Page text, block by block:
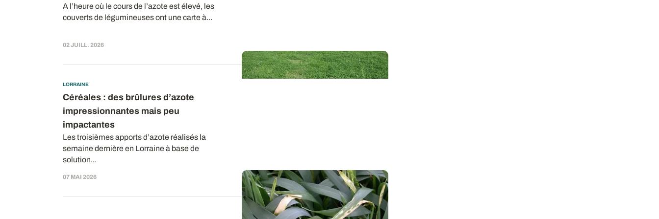
A l’heure où le cours de l’azote est élevé, les
couverts de légumineuses ont une carte à...
02 JUILL. 2026
LORRAINE
Céréales : des brûlures d’azote
impressionnantes mais peu
impactantes
Les troisièmes apports d’azote réalisés la
semaine dernière en Lorraine à base de
solution...
07 MAI 2026